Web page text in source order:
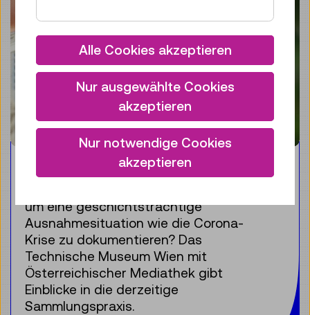
Corona gehört ins Museum
um eine geschichtsträchtige
Ausnahmesituation wie die Corona-
Krise zu dokumentieren? Das
Technische Museum Wien mit
Österreichischer Mediathek gibt
Einblicke in die derzeitige
Sammlungspraxis.
Alle Cookies akzeptieren
Nur ausgewählte Cookies
akzeptieren
Nur notwendige Cookies
akzeptieren